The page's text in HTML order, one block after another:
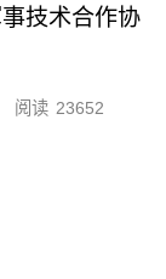
技术合作协
阅读 23652